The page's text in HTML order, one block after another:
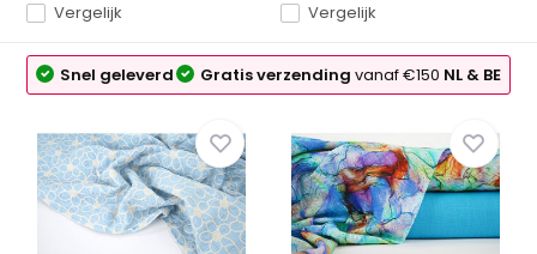
Vergelijk Vergelijk
Snel geleverd Gratis verzendingvanaf €150 NL & BE